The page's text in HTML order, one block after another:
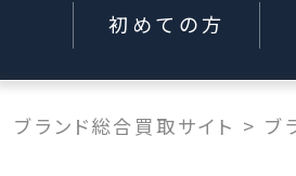
初めての方
ブランド総合買取サイト > ブ